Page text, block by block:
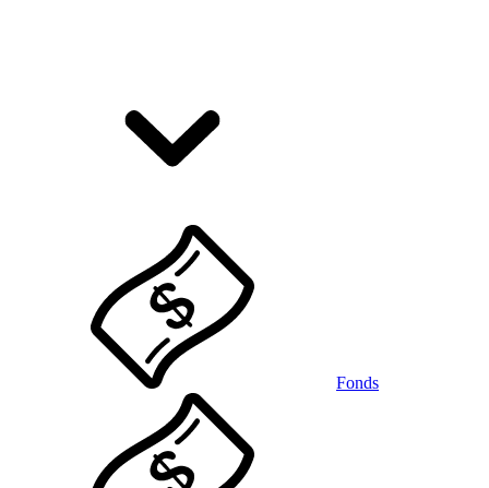
Fonds